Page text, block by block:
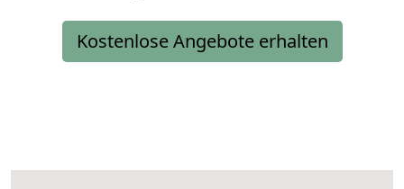
Kostenlose Angebote erhalten